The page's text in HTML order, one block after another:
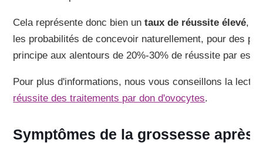
Cela représente donc bien untaux de réussite élevé,
les probabilités de concevoir naturellement, pour des
principe aux alentours de 20%-30% de réussite par
Pour plus d'informations, nous vous conseillons la
réussite des traitements par don d'ovocytes.
Symptômes de la grossesse après